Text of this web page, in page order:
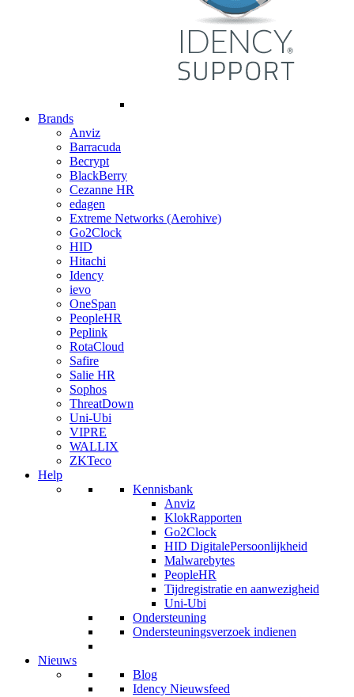
Brands
Anviz
Barracuda
Becrypt
BlackBerry
Cezanne HR
edagen
Extreme Networks (Aerohive)
Go2Clock
HID
Hitachi
Idency
ievo
OneSpan
PeopleHR
Peplink
RotaCloud
Safire
Salie HR
Sophos
ThreatDown
Uni-Ubi
VIPRE
WALLIX
ZKTeco
Help
Kennisbank
Anviz
KlokRapporten
Go2Clock
HID DigitalePersoonlijkheid
Malwarebytes
PeopleHR
Tijdregistratie en aanwezigheid
Uni-Ubi
Ondersteuning
Ondersteuningsverzoek indienen
Nieuws
Blog
Idency Nieuwsfeed